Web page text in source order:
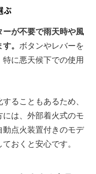
ぶ
ーが不要で雨天時や風
。 ボタンやレバーを
に悪天候下での使用
ることもあるため、
は、外部着火式のモ
動点火装置付きのモデ
おくと安心です。